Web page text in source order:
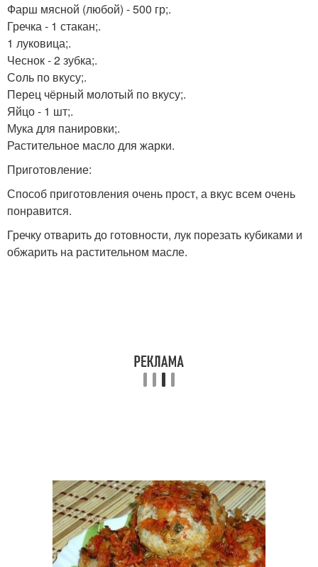
Фарш мясной (любой) - 500 гр;.
Гречка - 1 стакан;.
1 луковица;.
Чеснок - 2 зубка;.
Соль по вкусу;.
Перец чёрный молотый по вкусу;.
Яйцо - 1 шт;.
Мука для панировки;.
Растительное масло для жарки.
Приготовление:
Способ приготовления очень прост, а вкус всем очень
понравится.
Гречку отварить до готовности, лук порезать кубиками и
обжарить на растительном масле.